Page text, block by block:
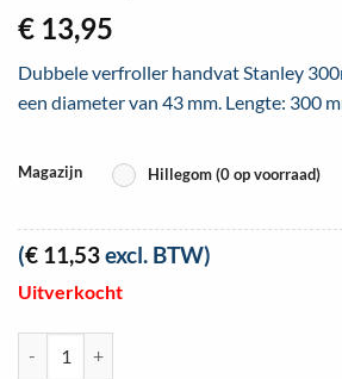
€ 13,95
Dubbele verfroller handvat Stanley
een diameter van 43 mm. Lengte: 300
Magazijn Hillegom (0 op voorraad)
(€ 11,53excl. BTW)
Uitverkocht